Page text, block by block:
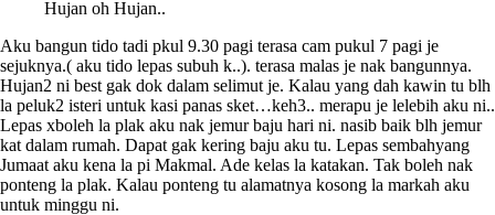
Hujan oh Hujan..
Aku bangun tido tadi pkul 9.30 pagi terasa cam pukul 7 pagi je
sejuknya.( aku tido lepas subuh k..). terasa malas je nak bangunnya.
Hujan2 ni best gak dok dalam selimut je. Kalau yang dah kawin tu blh
la peluk2 isteri untuk kasi panas sket…keh3.. merapu je lelebih aku ni..
Lepas xboleh la plak aku nak jemur baju hari ni. nasib baik blh jemur
kat dalam rumah. Dapat gak kering baju aku tu. Lepas sembahyang
Jumaat aku kena la pi Makmal. Ade kelas la katakan. Tak boleh nak
ponteng la plak. Kalau ponteng tu alamatnya kosong la markah aku
untuk minggu ni.